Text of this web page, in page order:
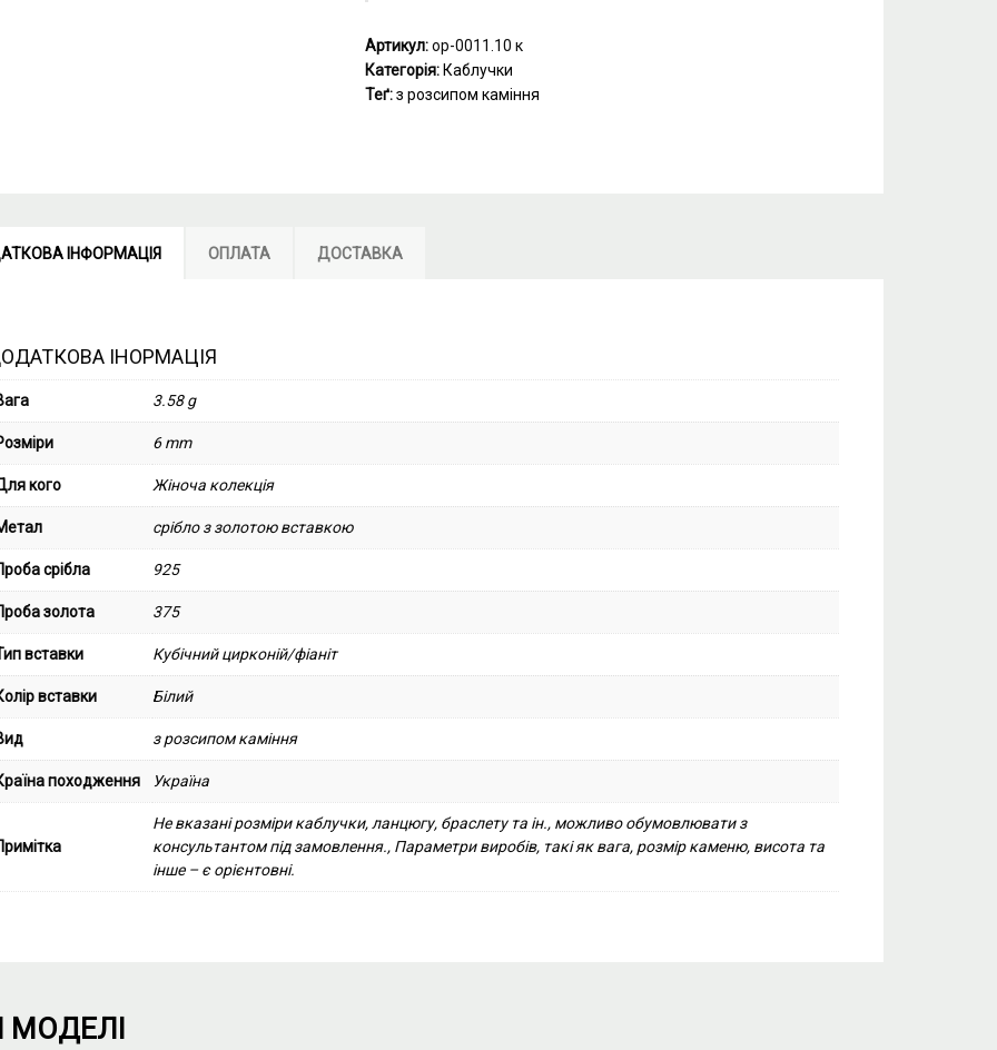
Артикул:ор-0011.10 к
Категорія: Каблучки
Теґ:з розсипом каміння
ІНФОРМАЦІЯ ОПЛАТА ДОСТАВКА
ІНОРМАЦІЯ
3.58 g
6 mm
кого Жіноча колекція
срібло з золотою вставкою
срібла 925
золота 375
вставки Кубічний цирконій/фіаніт
вставки Білий
з розсипом каміння
походження Україна
Не вказані розміри каблучки, ланцюгу, браслету та ін., можливо обумовлювати з
консультантом під замовлення., Параметри виробів, такі як вага, розмір каменю, висота та
інше – є орієнтовні.
МОДЕЛІ